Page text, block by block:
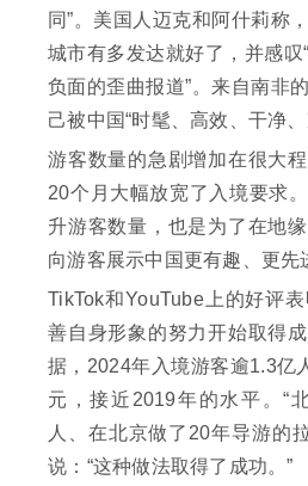
同”。美国人迈克和阿什莉称
城市有多发达就好了，并感叹
负面的歪曲报道”。来自南非
己被中国“时髦、高效、干净、
游客数量的急剧增加在很大
20个月大幅放宽了入境要求
升游客数量，也是为了在地
向游客展示中国更有趣、更先
TikTok和YouTube上的好评
善自身形象的努力开始取得
据，2024年入境游客逾1.3亿
元，接近2019年的水平。“
人、在北京做了20年导游的
说：“这种做法取得了成功。”